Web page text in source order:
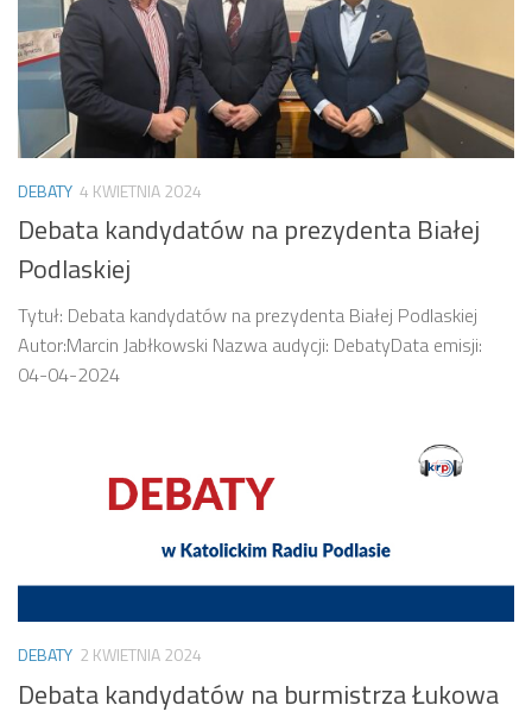
DEBATY 4 KWIETNIA 2024
Debata kandydatów na prezydenta Białej
Podlaskiej
Tytuł: Debata kandydatów na prezydenta Białej Podlaskiej
Autor:Marcin Jabłkowski Nazwa audycji: DebatyData emisji:
04-04-2024
DEBATY 2 KWIETNIA 2024
Debata kandydatów na burmistrza Łukowa